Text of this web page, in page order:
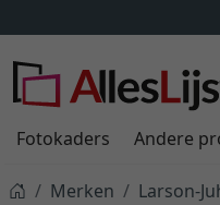
Fotokaders Andere
Merken Larson-